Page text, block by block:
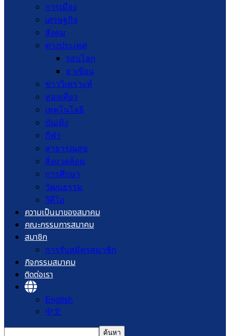
การเมือง
เศรษฐกิจ
สังคม
ต่างประเทศ
รอบโลก
อาเซียน
ข่าววิเคราะห์
ท่องเที่ยว
เทคโนโลยี
บันเทิง
กีฬา
สาธารณสุข
สิ่งแวดล้อม
การศึกษา
วัฒนธรรม
วิดีโอ
ความเป็นมาของสมาคม
คณะกรรมการสมาคม
สมาชิก
การรับสมัครสมาชิก
กิจกรรมสมาคม
ติดต่อเรา
English
中文